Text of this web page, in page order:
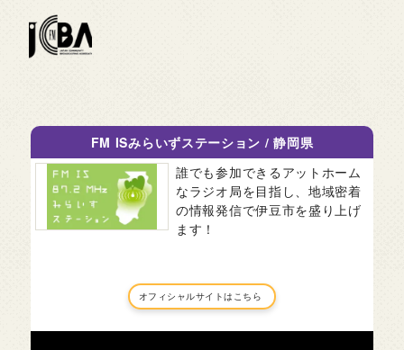
FM ISみらいずステーション /静岡県
誰でも参加できるアットホーム
なラジオ局を目指し、地域密着
の情報発信で伊豆市を盛り上げ
ます！
オフィシャルサイトはこちら